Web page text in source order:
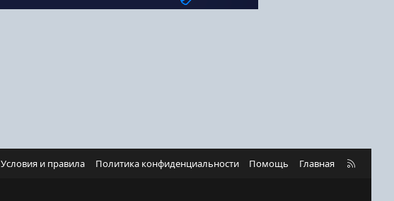
Условия и правила Политика конфиденциальности Помощь Главная
R